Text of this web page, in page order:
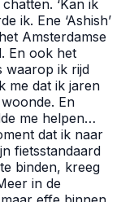
‘Kan ik
ik. Ene ‘Ashish’
Amsterdamse
En ook het
waarop ik rijd
me dat ik jaren
En
me helpen…
dat ik naar
fietsstandaard
binden, kreeg
in de